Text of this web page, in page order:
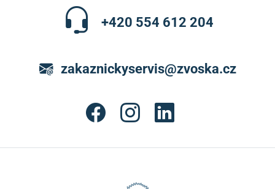
+420 554 612 204
zakaznickyservis@zvoska.cz